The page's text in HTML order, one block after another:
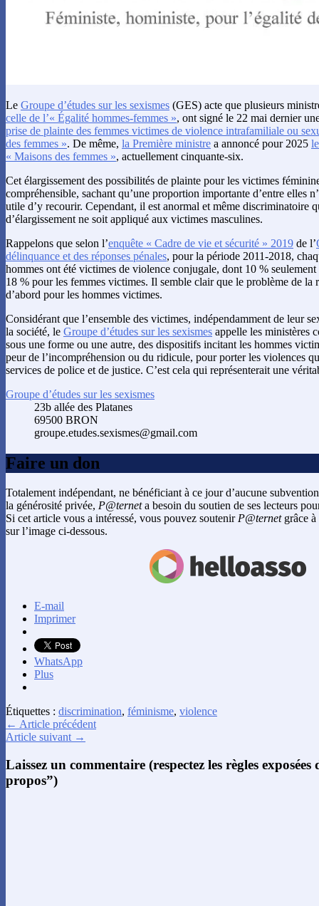
Le Groupe d’études sur les sexismes (GES) acte que plusieurs
celle de l’« Égalité hommes-femmes », ont signé le 22 mai dernier
prise de plainte des femmes victimes de violence intrafamiliale ou
des femmes ». De même, la Première ministre a annoncé pour 2025
« Maisons des femmes », actuellement cinquante-six.
Cet élargissement des possibilités de plainte pour les victimes
compréhensible, sachant qu’une proportion importante d’entre elles
utile d’y recourir. Cependant, il est anormal et même discriminatoire
d’élargissement ne soit appliqué aux victimes masculines.
Rappelons que selon l’enquête « Cadre de vie et sécurité » 2019 de l’
délinquance et des réponses pénales, pour la période 2011-2018,
hommes ont été victimes de violence conjugale, dont 10 %
18 % pour les femmes victimes. Il semble clair que le problème de la
d’abord pour les hommes victimes.
Considérant que l’ensemble des victimes, indépendamment de leur
la société, le Groupe d’études sur les sexismes appelle les ministères
sous une forme ou une autre, des dispositifs incitant les hommes
peur de l’incompréhension ou du ridicule, pour porter les violences
services de police et de justice. C’est cela qui représenterait une
Groupe d’études sur les sexismes
23b allée des Platanes
69500 BRON
groupe.etudes.sexismes@gmail.com
Faire un don
Totalement indépendant, ne bénéficiant à ce jour d’aucune
la générosité privée, P@terneta besoin du soutien de ses lecteurs
Si cet article vous a intéressé, vous pouvez soutenirP@ternetgrâce à
sur l’image ci-dessous.
E-mail
Imprimer
WhatsApp
Plus
Étiquettes : discrimination, féminisme, violence
← Article précédent
Article suivant →
Laissez un commentaire (respectez les règles
propos”)